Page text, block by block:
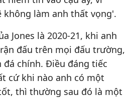
không làm anh thất vọng'.
Jones là 2020-21, khi anh
đấu trên mọi đấu trường,
chính. Điều đáng tiếc
cứ khi nào anh có một
thì thường sau đó là một